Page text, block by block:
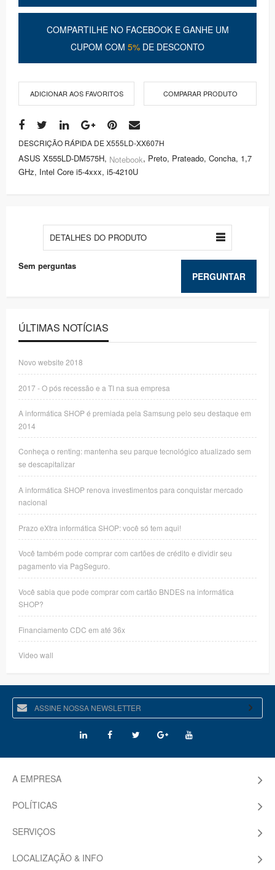
COMPARTILHE NO FACEBOOK E GANHE UM
CUPOM COM 5% DE DESCONTO
ADICIONAR AOS FAVORITOS COMPARAR PRODUTO
DESCRIÇÃO RÁPIDA DE X555LD-XX607H
ASUS X555LD-DM575H, Notebook, Preto, Prateado, Concha, 1,7
GHz, Intel Core i5-4xxx, i5-4210U
DETALHES DO PRODUTO
PERGUNTAR
Sem perguntas
ÚLTIMAS NOTÍCIAS
Novo website 2018
2017 - O pós recessão e a TI na sua empresa
A informática SHOP é premiada pela Samsung pelo seu destaque em
2014
Conheça o renting: mantenha seu parque tecnológico atualizado sem
se descapitalizar
A informática SHOP renova investimentos para conquistar mercado
nacional
Prazo eXtra informática SHOP: você só tem aqui!
Você também pode comprar com cartões de crédito e dividir seu
pagamento via PagSeguro.
Você sabia que pode comprar com cartão BNDES na informática
SHOP?
Financiamento CDC em até 36x
Video wall
A EMPRESA
POLÍTICAS
SERVIÇOS
LOCALIZAÇÃO & INFO